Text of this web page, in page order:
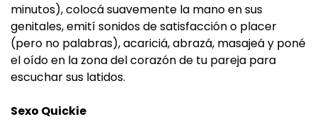
minutos), colocá suavemente la mano en sus
genitales, emití sonidos de satisfacción o placer
(pero no palabras), acariciá, abrazá, masajeá y poné
el oído en la zona del corazón de tu pareja para
escuchar sus latidos.
Sexo Quickie